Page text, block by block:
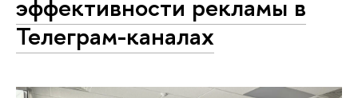
эффективности рекламы в
Телеграм-каналах